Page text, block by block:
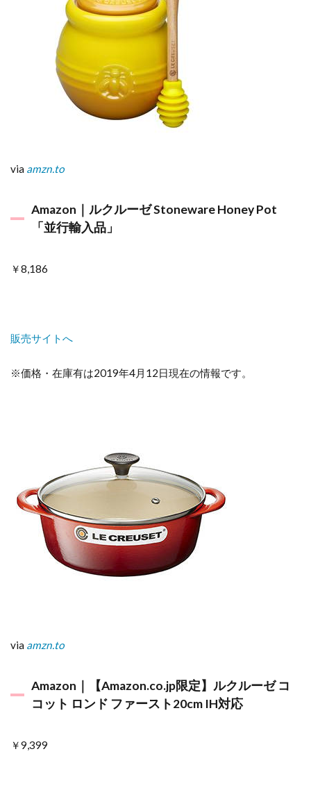
via amzn.to
Amazon｜ルクルーゼ Stoneware Honey Pot
「並行輸入品」
￥8,186
販売サイトへ
※価格・在庫有は2019年4月12日現在の情報です。
via amzn.to
Amazon｜【Amazon.co.jp限定】ルクルーゼ コ
コット ロンド ファースト20cm IH対応
￥9,399